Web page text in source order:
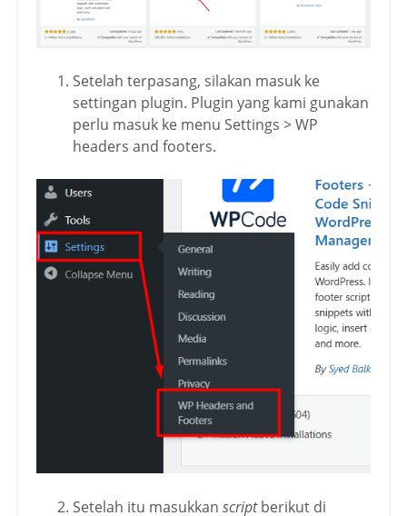
Setelah terpasang, silakan masuk ke
settingan plugin. Plugin yang kami gunakan
perlu masuk ke menu Settings > WP
headers and footers.
Setelah itu masukkan scriptberikut di